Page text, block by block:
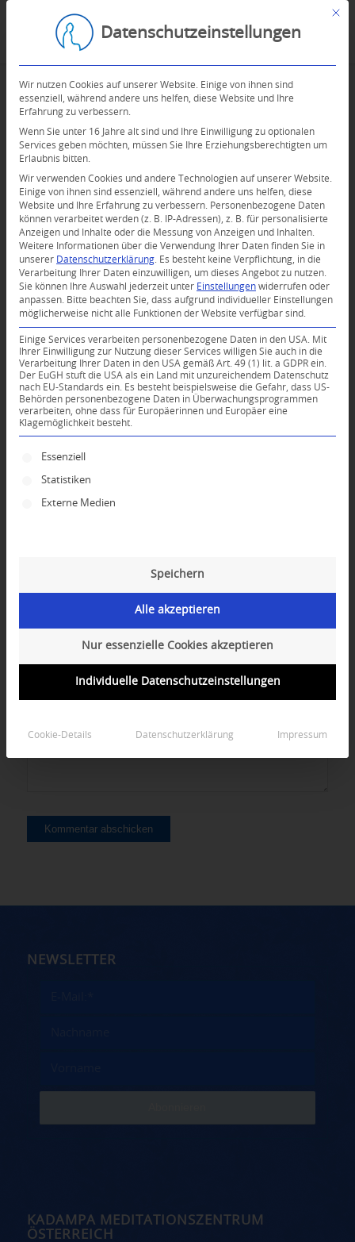
0
Dein Kommentar
An Diskussion beteiligen?
Hinterlassen Sie uns Ihren Kommentar!
NEWSLETTER
KADAMPA MEDITATIONSZENTRUM
ÖSTERREICH
Mit
Datenschutzeinstellungen
Wir nutzen Cookies auf unserer Website. Einige von ihnen sind
essenziell, während andere uns helfen, diese Website und Ihre
Erfahrung zu verbessern.
Wenn Sie unter 16 Jahre alt sind und Ihre Einwilligung zu optionalen
Services geben möchten, müssen Sie Ihre Erziehungsberechtigten um
Erlaubnis bitten.
Wir verwenden Cookies und andere Technologien auf unserer Website.
Einige von ihnen sind essenziell, während andere uns helfen, diese
Website und Ihre Erfahrung zu verbessern.
Personenbezogene Daten
können verarbeitet werden (z. B. IP-Adressen), z. B. für personalisierte
Anzeigen und Inhalte oder die Messung von Anzeigen und Inhalten.
Weitere Informationen über die Verwendung Ihrer Daten finden Sie in
unserer Datenschutzerklärung
Es besteht keine Verpflichtung, in die
Verarbeitung Ihrer Daten einzuwilligen, um dieses Angebot zu nutzen.
Sie können Ihre Auswahl jederzeit unter Einstellungen widerrufen oder
anpassen.
Bitte beachten Sie, dass aufgrund individueller Einstellungen
möglicherweise nicht alle Funktionen der Website verfügbar sind.
Einige Services verarbeiten personenbezogene Daten in den USA. Mit
Ihrer Einwilligung zur Nutzung dieser Services willigen Sie auch in die
Verarbeitung Ihrer Daten in den USA gemäß Art. 49 (1) lit. a GDPR ein.
Der EuGH stuft die USA als ein Land mit unzureichendem Datenschutz
nach EU-Standards ein. Es besteht beispielsweise die Gefahr, dass US-
Behörden personenbezogene Daten in Überwachungsprogrammen
verarbeiten, ohne dass für Europäerinnen und Europäer eine
Klagemöglichkeit besteht.
Es folgt eine Liste der Service-Gruppen, für die
Essenziell
Statistiken
Externe Medien
Speichern
Alle akzeptieren
Nur essenzielle Cookies akzeptieren
Individuelle Datenschutzeinstellungen
Cookie-Details Datenschutzerklärung Impressum